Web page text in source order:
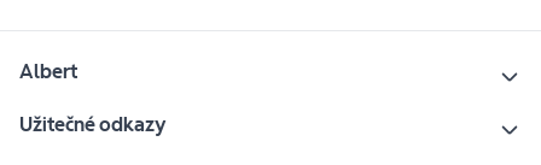
Albert
Užitečné odkazy